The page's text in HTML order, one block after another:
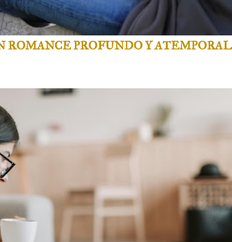
PROFUNDO Y ATEMPORAL